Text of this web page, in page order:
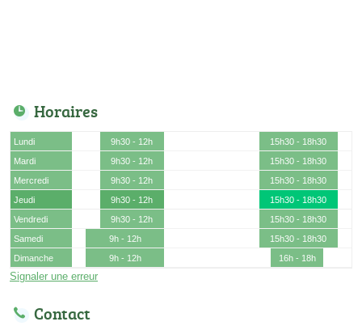
Horaires
Lundi 9h30 - 12h
15h30 - 18h30
Mardi
9h30 - 12h
15h30 - 18h30
Mercredi
9h30 - 12h
15h30 - 18h30
Jeudi
9h30 - 12h
15h30 - 18h30
Vendredi
9h30 - 12h
15h30 - 18h30
Samedi
9h - 12h
15h30 - 18h30
Dimanche
9h - 12h 16h - 18h
Signaler une erreur
Contact